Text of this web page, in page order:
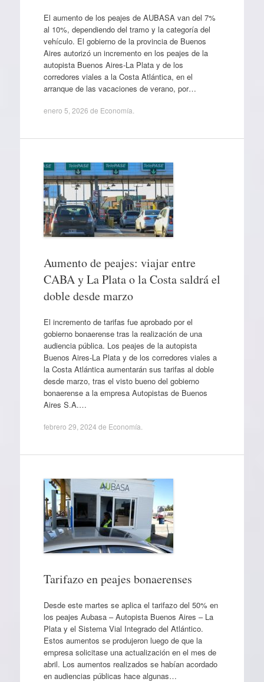
El aumento de los peajes de AUBASA van del 7%
al 10%, dependiendo del tramo y la categoría del
vehículo. El gobierno de la provincia de Buenos
Aires autorizó un incremento en los peajes de la
autopista Buenos Aires-La Plata y de los
corredores viales a la Costa Atlántica, en el
arranque de las vacaciones de verano, por…
enero 5, 2026 de Economía
Aumento de peajes: viajar entre
CABA y La Plata o la Costa saldrá el
doble desde marzo
El incremento de tarifas fue aprobado por el
gobierno bonaerense tras la realización de una
audiencia pública. Los peajes de la autopista
Buenos Aires-La Plata y de los corredores viales a
la Costa Atlántica aumentarán sus tarifas al doble
desde marzo, tras el visto bueno del gobierno
bonaerense a la empresa Autopistas de Buenos
Aires S.A.…
febrero 29, 2024 de Economía
Tarifazo en peajes bonaerenses
Desde este martes se aplica el tarifazo del 50% en
los peajes Aubasa – Autopista Buenos Aires – La
Plata y el Sistema Vial Integrado del Atlántico.
Estos aumentos se produjeron luego de que la
empresa solicitase una actualización en el mes de
abril. Los aumentos realizados se habían acordado
en audiencias públicas hace algunas…